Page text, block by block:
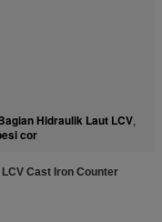
Hidraulik Laut LCV,
cor
Cast Iron Counter